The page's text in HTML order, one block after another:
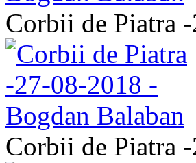
Corbii de Piatra
Corbii de Piatra